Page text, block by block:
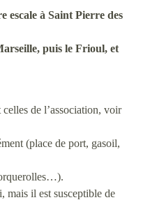
escale à Saint Pierre des
puis le Frioul, et
de l’association, voir
(place de port, gasoil,
mais il est susceptible de